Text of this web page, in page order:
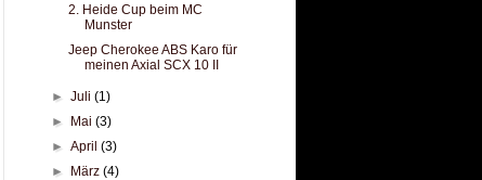
2. Heide Cup beim MC
Munster
Jeep Cherokee ABS Karo für
meinen Axial SCX 10 II
►Juli(1)
► Mai(3)
►April(3)
► März(4)